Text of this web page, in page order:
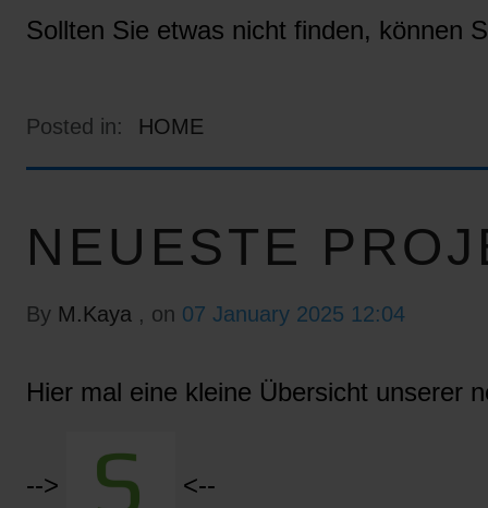
Sollten Sie etwas nicht finden, können
Posted in: HOME
NEUESTE
By M.Kaya , on 07 January 2025 12:04
Hier mal eine kleine Übersicht unserer
--> <--